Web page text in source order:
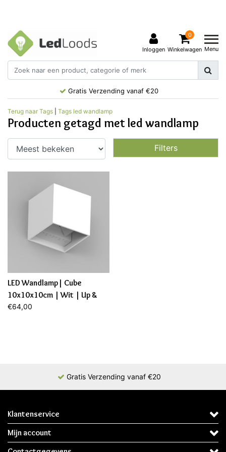
Inloggen
0
Winkelwagen Menu
Gratis Verzending vanaf €20
Terug naar Tags Tags led wandlamp
Producten getagd met led wandlamp
Filters
LED Wandlamp| Cube
10x10x10cm | Wit | Up &
Down | 6W | Dimbaar
€64,00
Gratis Verzending vanaf €20
Klantenservice
Mijn account